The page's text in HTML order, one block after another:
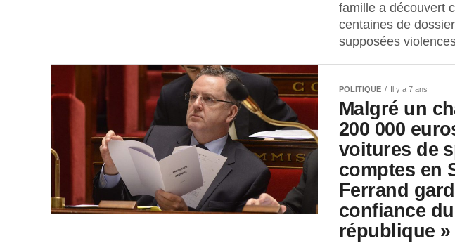
famille a découvert
centaines de
supposées
POLITIQUE Il y a 7 ans
Malgré un
200 000
voitures de
comptes en
Ferrand
confiance
république »